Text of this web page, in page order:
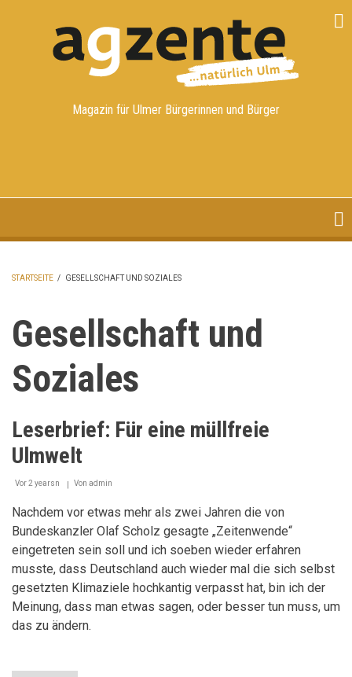
Magazin für Ulmer Bürgerinnen und Bürger
STARTSEITE / GESELLSCHAFT UND SOZIALES
Gesellschaft und
Soziales
Leserbrief: Für eine müllfreie
Ulmwelt
Vor 2 yearsn Von admin
Nachdem vor etwas mehr als zwei Jahren die von
Bundeskanzler Olaf Scholz gesagte „Zeitenwende“
eingetreten sein soll und ich soeben wieder erfahren
musste, dass Deutschland auch wieder mal die sich selbst
gesetzten Klimaziele hochkantig verpasst hat, bin ich der
Meinung, dass man etwas sagen, oder besser tun muss, um
das zu ändern.